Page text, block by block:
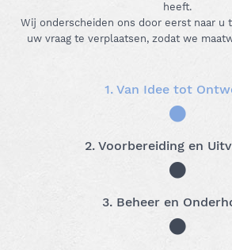
heeft.
Wij onderscheiden ons door eerst naar u
uw vraag te verplaatsen, zodat we
1. Van Idee tot
2. Voorbereiding en
3. Beheer en